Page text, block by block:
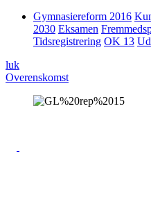
Gymnasiereform 2016
2030 Eksamen
Tidsregistrering OK 13
luk
Overenskomst